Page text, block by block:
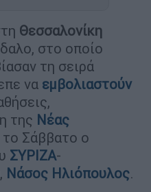
Θεσσαλονίκη
στο οποίο
τη σειρά
να εμβολιαστούν
της Νέας
Σάββατο ο
ΣΥΡΙΖΑ-
Νάσος Ηλιόπουλος.